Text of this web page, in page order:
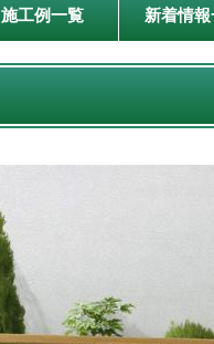
施工例一覧 新着情